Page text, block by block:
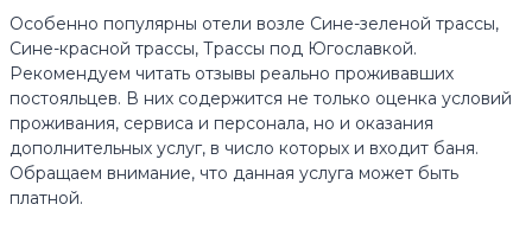
Особенно популярны отели возле Сине-зеленой трассы,
Сине-красной трассы, Трассы под Югославкой.
Рекомендуем читать отзывы реально проживавших
постояльцев. В них содержится не только оценка условий
проживания, сервиса и персонала, но и оказания
дополнительных услуг, в число которых и входит баня.
Обращаем внимание, что данная услуга может быть
платной.